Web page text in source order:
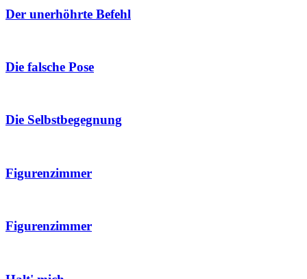
Der unerhöhrte Befehl
Die falsche Pose
Die Selbstbegegnung
Figurenzimmer
Figurenzimmer